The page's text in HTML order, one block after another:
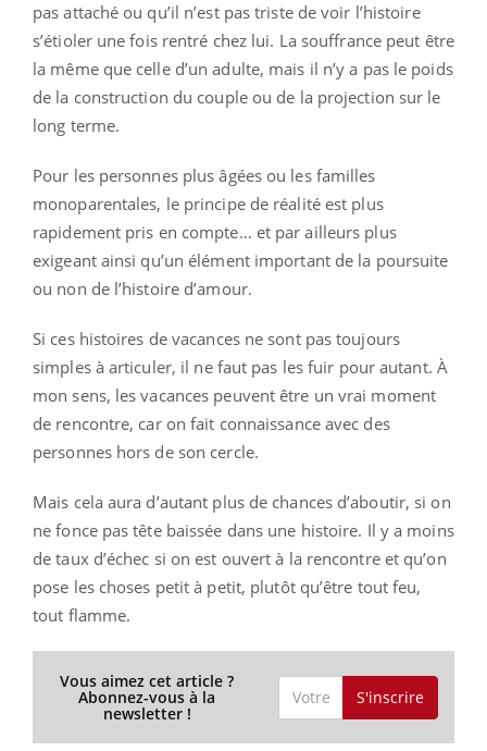
pas attaché ou qu’il n’est pas triste de voir l’histoire
s’étioler une fois rentré chez lui. La souffrance peut être
la même que celle d’un adulte, mais il n’y a pas le poids
de la construction du couple ou de la projection sur le
long terme.
Pour les personnes plus âgées ou les familles
monoparentales, le principe de réalité est plus
rapidement pris en compte… et par ailleurs plus
exigeant ainsi qu’un élément important de la poursuite
ou non de l’histoire d’amour.
Si ces histoires de vacances ne sont pas toujours
simples à articuler, il ne faut pas les fuir pour autant. À
mon sens, les vacances peuvent être un vrai moment
de rencontre, car on fait connaissance avec des
personnes hors de son cercle.
Mais cela aura d’autant plus de chances d’aboutir, si on
ne fonce pas tête baissée dans une histoire. Il y a moins
de taux d’échec si on est ouvert à la rencontre et qu’on
pose les choses petit à petit, plutôt qu’être tout feu,
tout flamme.
Vous aimez cet article ?
Abonnez-vous à la
newsletter !
S'inscrire